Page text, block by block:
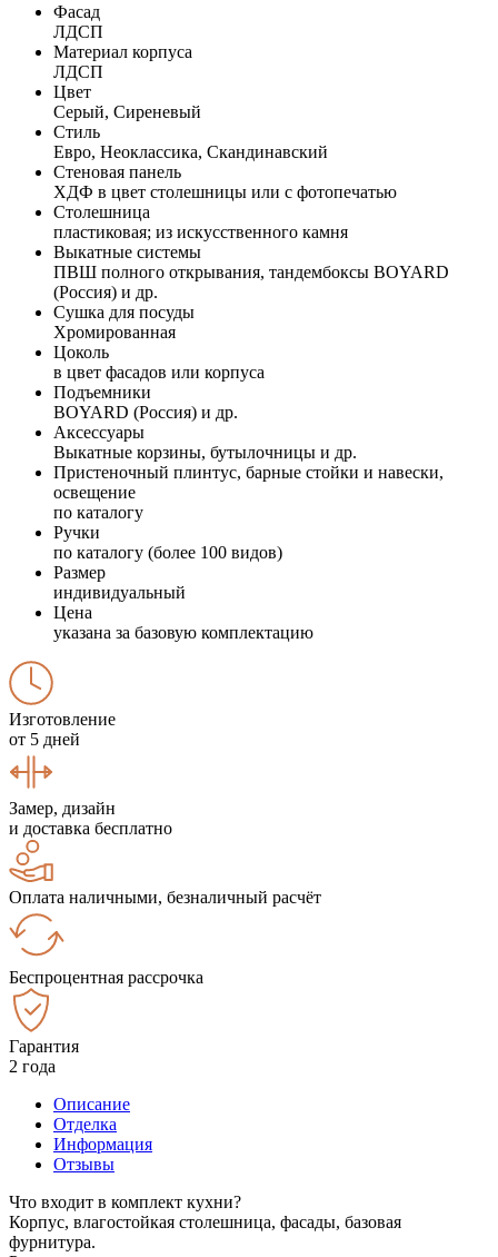
Фасад
ЛДСП
Материал корпуса
ЛДСП
Цвет
Серый, Сиреневый
Стиль
Евро, Неоклассика, Скандинавский
Стеновая панель
ХДФ в цвет столешницы или с фотопечатью
Столешница
пластиковая; из искусственного камня
Выкатные системы
ПВШ полного открывания, тандембоксы BOYARD
(Россия) и др.
Сушка для посуды
Хромированная
Цоколь
в цвет фасадов или корпуса
Подъемники
BOYARD (Россия) и др.
Аксессуары
Выкатные корзины, бутылочницы и др.
Пристеночный плинтус, барные стойки и навески,
освещение
по каталогу
Ручки
по каталогу (более 100 видов)
Размер
индивидуальный
Цена
указана за базовую комплектацию
Изготовление
от 5 дней
Замер, дизайн
и доставка бесплатно
Оплата наличными, безналичный расчёт
Беспроцентная рассрочка
Гарантия
2 года
Описание
Отделка
Информация
Отзывы
Что входит в комплект кухни?
Корпус, влагостойкая столешница, фасады, базовая
фурнитура.